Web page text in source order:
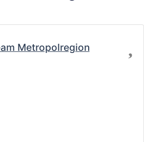
Metropolregion